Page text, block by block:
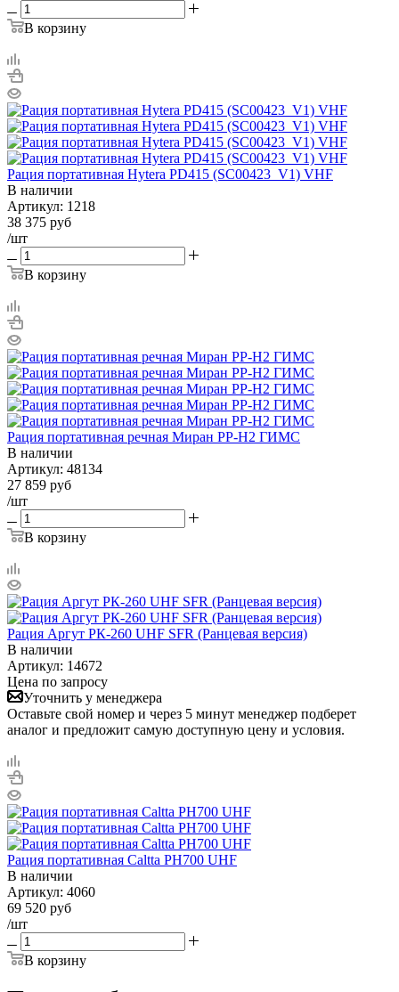
В корзину
Рация портативная Hytera PD415 (SC00423_V1) VHF
В наличии
Артикул: 1218
38 375 руб
/шт
В корзину
Рация портативная речная Миран РР-Н2 ГИМС
В наличии
Артикул: 48134
27 859 руб
/шт
В корзину
Рация Аргут РК-260 UHF SFR (Ранцевая версия)
В наличии
Артикул: 14672
Цена по запросу
Уточнить у менеджера
Оставьте свой номер и через 5 минут менеджер подберет
аналог и предложит самую доступную цену и условия.
Рация портативная Caltta PH700 UHF
В наличии
Артикул: 4060
69 520 руб
/шт
В корзину